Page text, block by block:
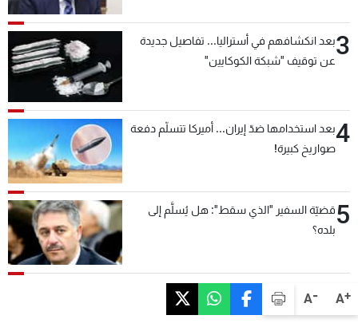
A+
A-
3بعد انكشافهم في أستراليا... تفاصيل جديدة
عن توقيف "شبكة الكوكايين"
4بعد استخدامها ضدّ إيران... أميركا تتسلّم دفعة
صواريخ كبيرة!
5قضيّة السفير "الذي سقط": هل يُسلَّم إلى
بلده؟